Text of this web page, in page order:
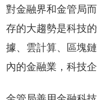
對金融界和金管局
存的大趨勢是科技
據、雲計算、區塊
內的金融業，科技